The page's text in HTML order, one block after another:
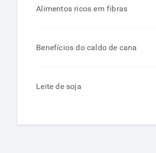
Alimentos ricos em fibras
Benefícios do caldo de cana
Leite de soja